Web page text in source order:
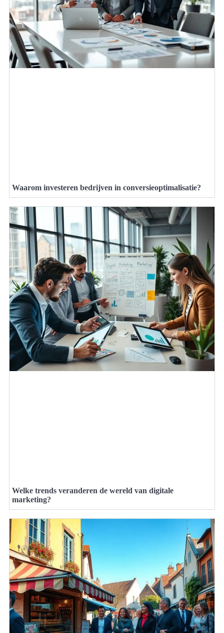
Waarom investeren bedrijven in conversieoptimalisatie?
Welke trends veranderen de wereld van digitale
marketing?